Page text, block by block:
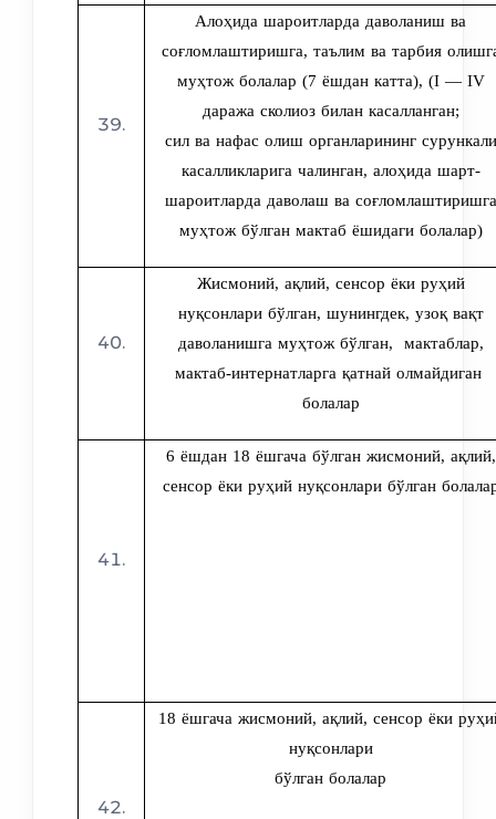
Алоҳида шароитларда даволаниш ва
соғломлаштиришга, таълим ва тарбия
муҳтож болалар (7 ёшдан катта), (I — IV
даража сколиоз билан касалланган;
сил ва нафас олиш органларининг сурункали
касалликларига чалинган, алоҳида шарт-
шароитларда даволаш ва соғломлаштиришга
муҳтож бўлган мактаб ёшидаги болалар)
Жисмоний, ақлий, сенсор ёки руҳий
нуқсонлари бўлган, шунингдек, узоқ вақт
даволанишга муҳтож бўлган, мактаблар,
мактаб-интернатларга қатнай олмайдиган
болалар
6 ёшдан 18 ёшгача бўлган жисмоний, ақлий,
сенсор ёки руҳий нуқсонлари бўлган
18 ёшгача жисмоний, ақлий, сенсор ёки
нуқсонлари
бўлган болалар